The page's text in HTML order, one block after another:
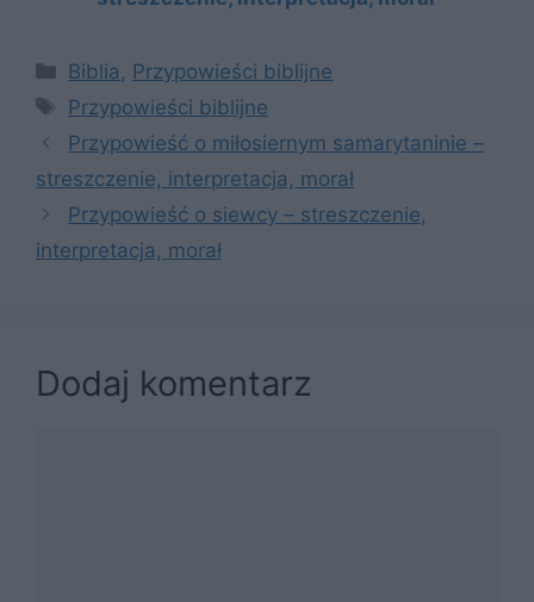
Kategorie
Biblia , Przypowieści biblijne
Tagi
Przypowieści biblijne
Przypowieść o miłosiernym samarytaninie –
streszczenie, interpretacja, morał
Przypowieść o siewcy – streszczenie,
interpretacja, morał
Dodaj komentarz